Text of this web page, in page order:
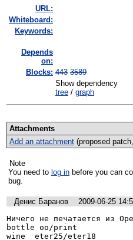
URL:
Whiteboard:
Keywords:
Depends
on:
Blocks: 443 3589
Show dependency
tree / graph
Attachments
Add an attachment(proposed
Note
You need to log in
bug.
Денис Баранов
2009-06-25
Ничего не печатается из
bottle oo/print
wine  eter25/eter18